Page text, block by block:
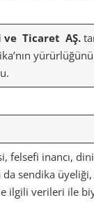
ve Ticaret AŞ.
yürürlüğünü
felsefi inancı,
sendika üyeliği,
ilgili verileri ile